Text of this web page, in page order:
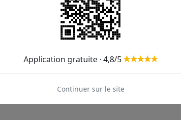
Application gratuite · 4,8/5
Continuer sur le site